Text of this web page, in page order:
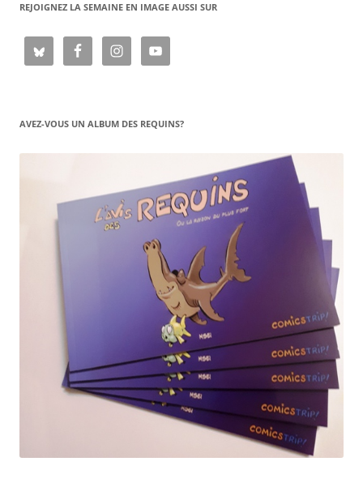
REJOIGNEZ LA SEMAINE EN IMAGE AUSSI SUR
AVEZ-VOUS UN ALBUM DES REQUINS?